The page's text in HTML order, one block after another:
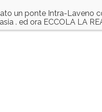
un ponte Intra-Laveno
. ed ora ECCOLA LA